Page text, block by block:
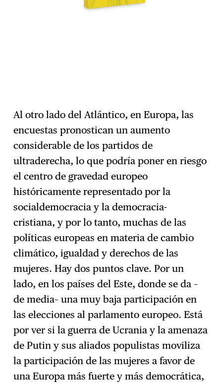
Al otro lado del Atlántico, en Europa, las
encuestas pronostican un aumento
considerable de los partidos de
ultraderecha, lo que podría poner en riesgo
el centro de gravedad europeo
históricamente representado por la
socialdemocracia y la democracia-
cristiana, y por lo tanto, muchas de las
políticas europeas en materia de cambio
climático, igualdad y derechos de las
mujeres. Hay dos puntos clave. Por un
lado, en los países del Este, donde se da –
de media– una muy baja participación en
las elecciones al parlamento europeo. Está
por ver si la guerra de Ucrania y la amenaza
de Putin y sus aliados populistas moviliza
la participación de las mujeres a favor de
una Europa más fuerte y más democrática,